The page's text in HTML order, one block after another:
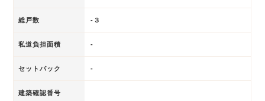
総戸数 -３
私道負担面積 -
セットバック -
建築確認番号